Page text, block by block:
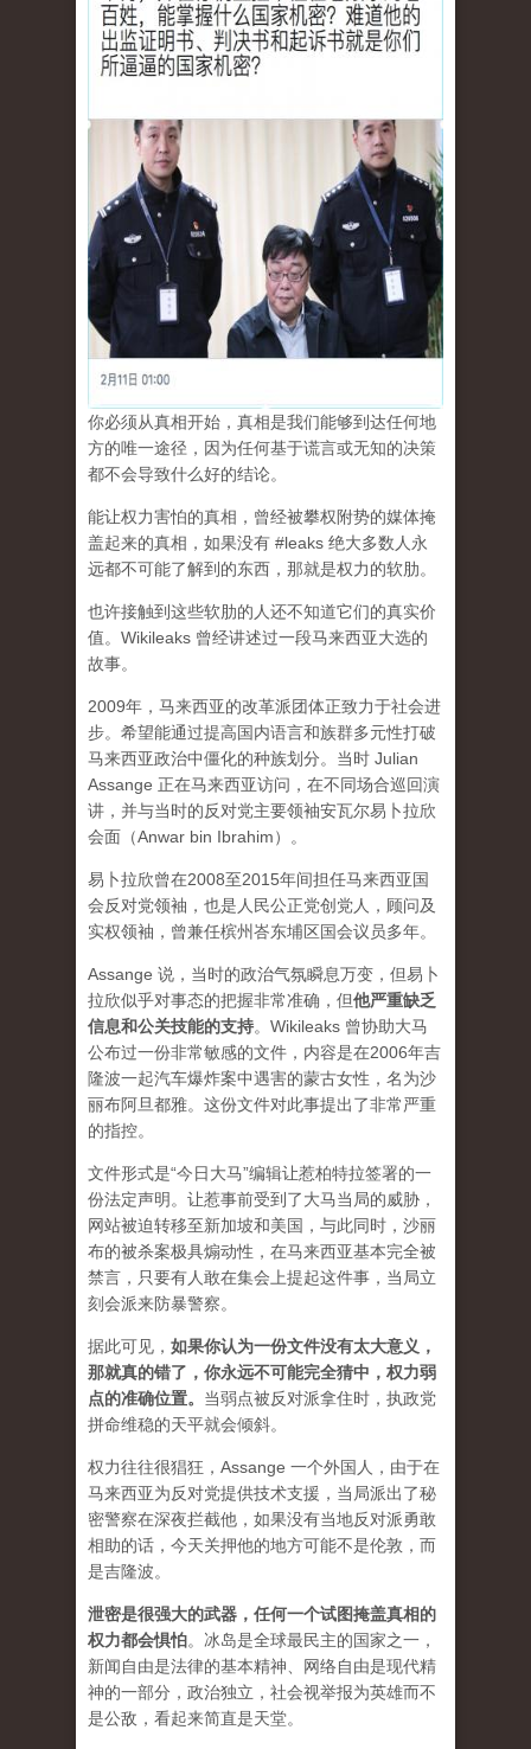
你必须从真相开始，真相是我们能够到达任何地
方的唯一途径，因为任何基于谎言或无知的决策
都不会导致什么好的结论。
能让权力害怕的真相，曾经被攀权附势的媒体掩
盖起来的真相，如果没有 #leaks 绝大多数人永
远都不可能了解到的东西，那就是权力的软肋。
也许接触到这些软肋的人还不知道它们的真实价
值。Wikileaks 曾经讲述过一段马来西亚大选的
故事。
2009年，马来西亚的改革派团体正致力于社会进
步。希望能通过提高国内语言和族群多元性打破
马来西亚政治中僵化的种族划分。当时 Julian
Assange 正在马来西亚访问，在不同场合巡回演
讲，并与当时的反对党主要领袖安瓦尔易卜拉欣
会面（Anwar bin Ibrahim）。
易卜拉欣曾在2008至2015年间担任马来西亚国
会反对党领袖，也是人民公正党创党人，顾问及
实权领袖，曾兼任槟州峇东埔区国会议员多年。
Assange 说，当时的政治气氛瞬息万变，但易卜
拉欣似乎对事态的把握非常准确，但他严重缺乏
信息和公关技能的支持。Wikileaks 曾协助大马
公布过一份非常敏感的文件，内容是在2006年吉
隆波一起汽车爆炸案中遇害的蒙古女性，名为沙
丽布阿旦都雅。这份文件对此事提出了非常严重
的指控。
文件形式是“今日大马”编辑让惹柏特拉签署的一
份法定声明。让惹事前受到了大马当局的威胁，
网站被迫转移至新加坡和美国，与此同时，沙丽
布的被杀案极具煽动性，在马来西亚基本完全被
禁言，只要有人敢在集会上提起这件事，当局立
刻会派来防暴警察。
据此可见， 如果你认为一份文件没有太大意义，
那就真的错了，你永远不可能完全猜中，权力弱
点的准确位置。 当弱点被反对派拿住时，执政党
拼命维稳的天平就会倾斜。
权力往往很猖狂，Assange 一个外国人，由于在
马来西亚为反对党提供技术支援，当局派出了秘
密警察在深夜拦截他，如果没有当地反对派勇敢
相助的话，今天关押他的地方可能不是伦敦，而
是吉隆波。
泄密是很强大的武器，任何一个试图掩盖真相的
权力都会惧怕。 冰岛是全球最民主的国家之一，
新闻自由是法律的基本精神、网络自由是现代精
神的一部分，政治独立，社会视举报为英雄而不
是公敌，看起来简直是天堂。